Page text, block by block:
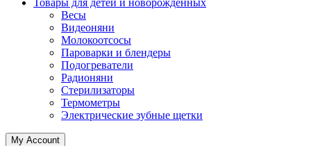
Товары для детей и новорожденных
Весы
Видеоняни
Молокоотсосы
Пароварки и блендеры
Подогреватели
Радионяни
Стерилизаторы
Термометры
Электрические зубные щетки
My Account